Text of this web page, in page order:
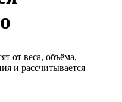
от веса, объёма,
и рассчитывается